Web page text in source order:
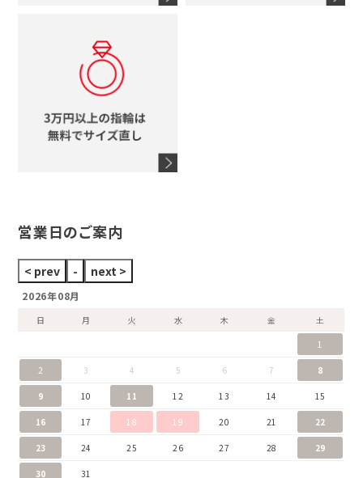
スタージュエリー
ウノアエレ
タグホイヤー
営業日のご案内
2026年08月
日 月 火 水 木 金
土
1
2 3 4 5 6 7 8
9 10 11 12 13 14 15
16 17 18 19 20 21 22
23 24 25 26 27 28 29
30 31